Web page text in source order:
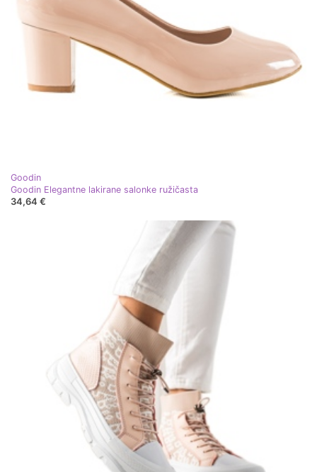
Goodin
Goodin Elegantne lakirane salonke ružičasta
34,64 €